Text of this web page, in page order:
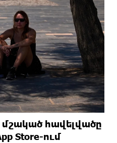
հավելվածը
Store-ում